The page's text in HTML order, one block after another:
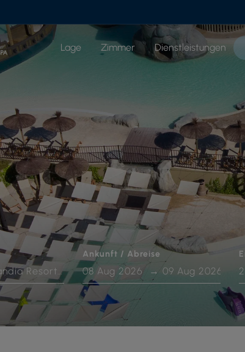
Lage Zimmer Dienstleistungen
Ankunft / Abreise